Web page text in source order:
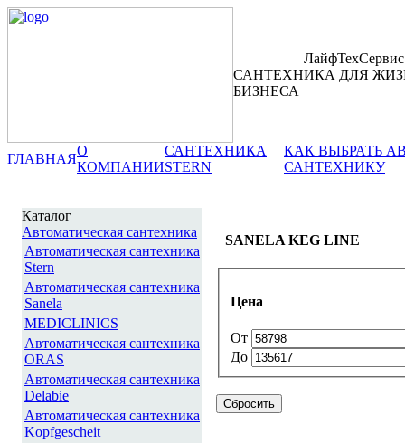
ЛайфТехСервис
САНТЕХНИКА ДЛЯ
БИЗНЕСА
ГЛАВНАЯ
О
КОМПАНИИ
САНТЕХНИКА
STERN
КАК ВЫБРАТЬ
САНТЕХНИКУ
Каталог
Автоматическая сантехника
Автоматическая сантехника
Stern
Автоматическая сантехника
Sanela
MEDICLINICS
Автоматическая сантехника
ORAS
Автоматическая сантехника
Delabie
Автоматическая сантехника
Kopfgescheit
SANELA KEG LINE
Цена
От
До
Сбросить